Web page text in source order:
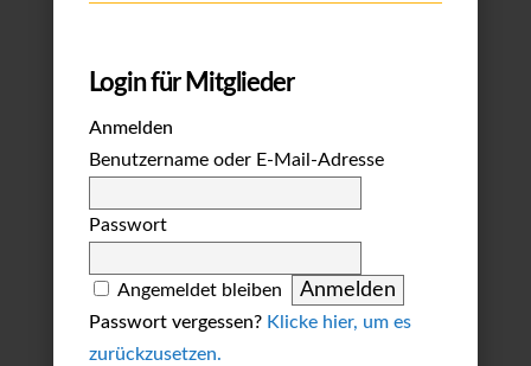
Login für Mitglieder
Anmelden
Benutzername oder E-Mail-Adresse
Passwort
Angemeldet bleiben
Passwort vergessen? Klicke hier, um es
zurückzusetzen.